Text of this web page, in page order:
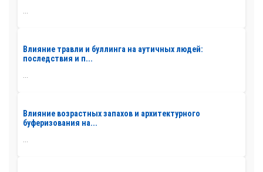
...
Влияние травли и буллинга на аутичных людей:
последствия и п...
...
Влияние возрастных запахов и архитектурного
буферизования на...